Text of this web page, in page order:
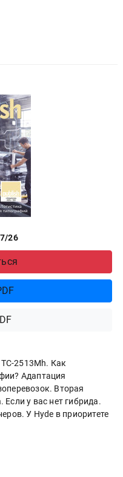
26
2513Mh. Как
Адаптация
Вторая
у вас нет гибрида.
У Hyde в приоритете